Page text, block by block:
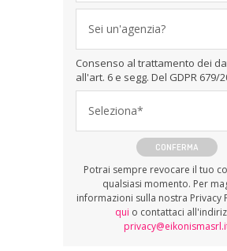
Sei un'agenzia?
Consenso al trattamento dei
all'art. 6 e segg. Del GDPR 679/
Seleziona*
CONFERMA
Potrai sempre revocare il tuo
qualsiasi momento. Per
informazioni sulla nostra Privacy
qui o contattaci